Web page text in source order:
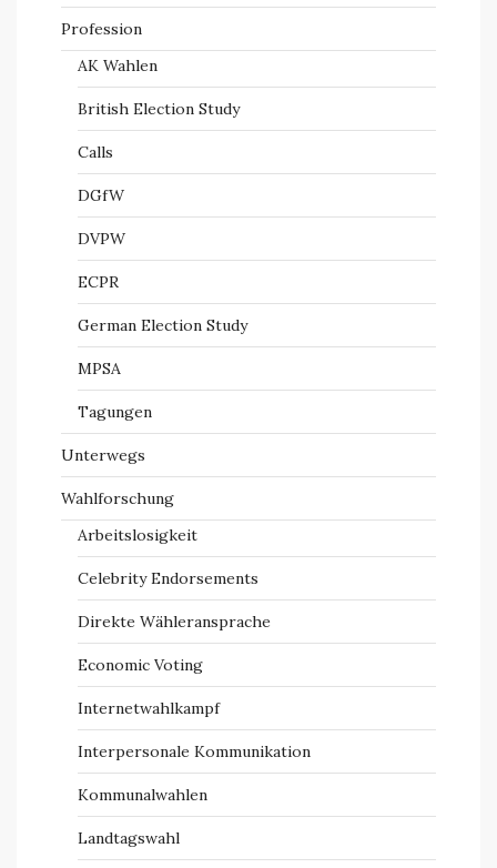
Profession
AK Wahlen
British Election Study
Calls
DGfW
DVPW
ECPR
German Election Study
MPSA
Tagungen
Unterwegs
Wahlforschung
Arbeitslosigkeit
Celebrity Endorsements
Direkte Wähleransprache
Economic Voting
Internetwahlkampf
Interpersonale Kommunikation
Kommunalwahlen
Landtagswahl